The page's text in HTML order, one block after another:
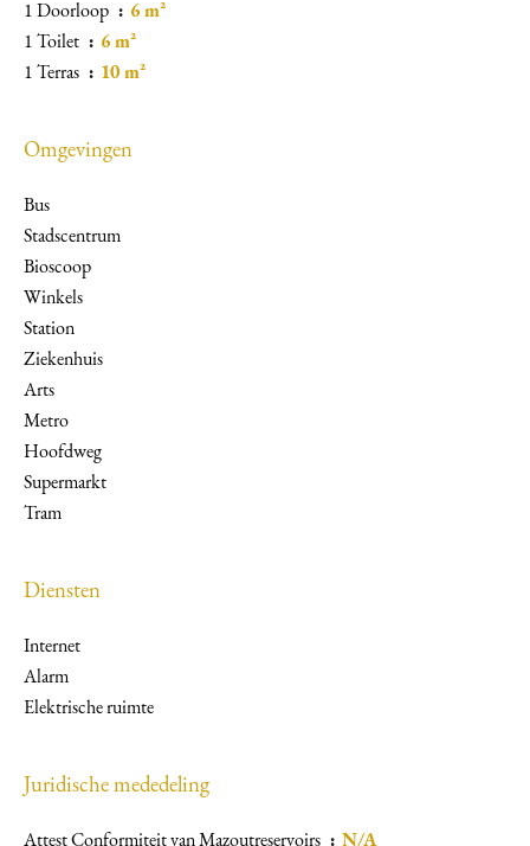
1 Doorloop
6 m²
1 Toilet
6 m²
1 Terras
10 m²
Omgevingen
Bus
Stadscentrum
Bioscoop
Winkels
Station
Ziekenhuis
Arts
Metro
Hoofdweg
Supermarkt
Tram
Diensten
Internet
Alarm
Elektrische ruimte
Juridische mededeling
Attest Conformiteit van Mazoutreservoirs N/A